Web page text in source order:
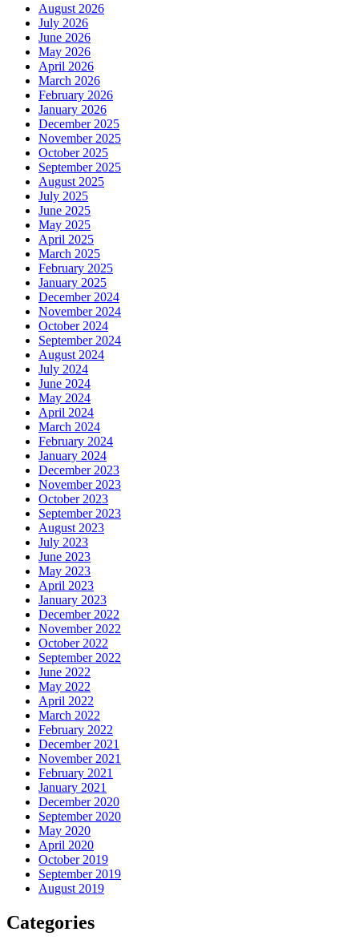
August 2026
July 2026
June 2026
May 2026
April 2026
March 2026
February 2026
January 2026
December 2025
November 2025
October 2025
September 2025
August 2025
July 2025
June 2025
May 2025
April 2025
March 2025
February 2025
January 2025
December 2024
November 2024
October 2024
September 2024
August 2024
July 2024
June 2024
May 2024
April 2024
March 2024
February 2024
January 2024
December 2023
November 2023
October 2023
September 2023
August 2023
July 2023
June 2023
May 2023
April 2023
January 2023
December 2022
November 2022
October 2022
September 2022
June 2022
May 2022
April 2022
March 2022
February 2022
December 2021
November 2021
February 2021
January 2021
December 2020
September 2020
May 2020
April 2020
October 2019
September 2019
August 2019
Categories